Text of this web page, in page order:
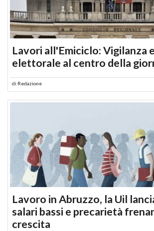
Lavori all'Emiciclo: Vigilanza
elettorale al centro della
di Redazione
Lavoro in Abruzzo, la Uil
salari bassi e precarietà
crescita